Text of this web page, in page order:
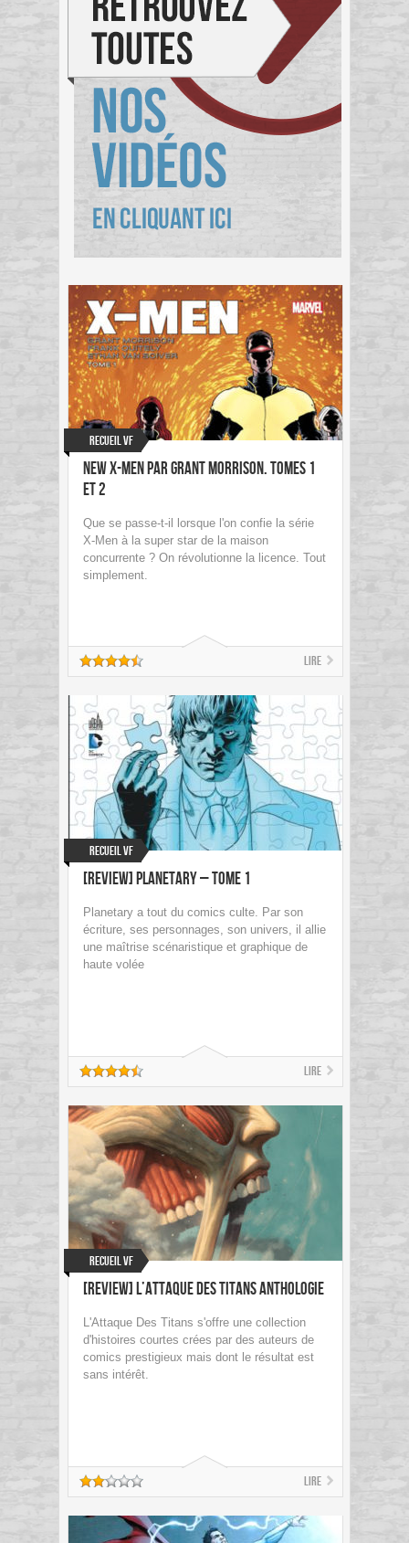
Recueil VF
New X-Men par Grant Morrison. Tomes 1
et 2
Que se passe-t-il lorsque l'on confie la série
X-Men à la super star de la maison
concurrente ? On révolutionne la licence. Tout
simplement.
Lire
Recueil VF
[Review] Planetary – Tome 1
Planetary a tout du comics culte. Par son
écriture, ses personnages, son univers, il allie
une maîtrise scénaristique et graphique de
haute volée
Lire
Recueil VF
[Review] L’Attaque Des Titans Anthologie
L'Attaque Des Titans s'offre une collection
d'histoires courtes crées par des auteurs de
comics prestigieux mais dont le résultat est
sans intérêt.
Lire